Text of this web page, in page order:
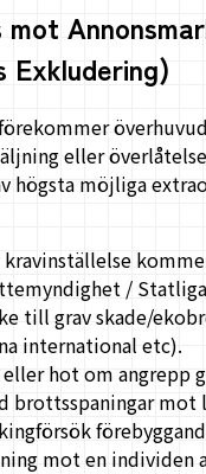
eller
högsta möjliga
/
till grav skade/
international etc).
eller hot om angrepp
brottsspaningar
mot en individen